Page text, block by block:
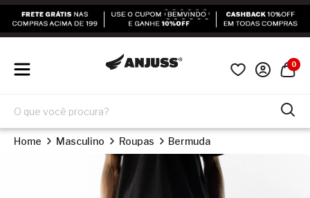
0
Home Masculino Roupas Bermuda